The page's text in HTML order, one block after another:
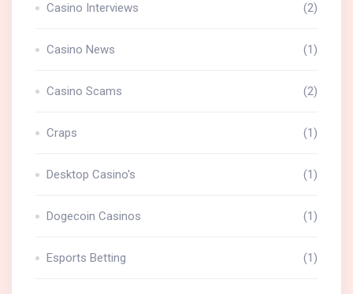
Casino Interviews (2)
Casino News (1)
Casino Scams (2)
Craps (1)
Desktop Casino's (1)
Dogecoin Casinos (1)
Esports Betting (1)